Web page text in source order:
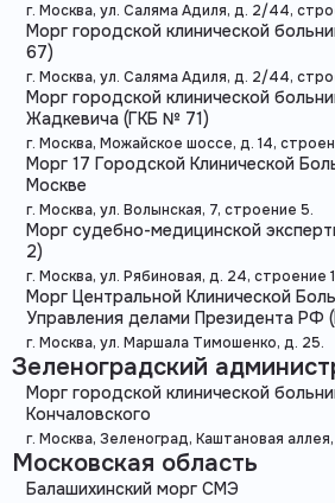
г. Москва, ул. Саляма Адиля, д. 2/44,
Морг городской клинической
67)
г. Москва, ул. Саляма Адиля, д. 2/44,
Морг городской клинической
Жадкевича (ГКБ № 71)
г. Москва, Можайское шоссе, д. 14,
Морг 17 Городской Клинической
Москве
г. Москва, ул. Волынская, 7, строение 5.
Морг судебно-медицинской
2)
г. Москва, ул. Рябиновая, д. 24, строение
Морг Центральной Клинической
Управления делами Президента РФ
г. Москва, ул. Маршала Тимошенко, д. 25.
Зеленоградский
Морг городской клинической
Кончаловского
г. Москва, Зеленоград, Каштановая
Московская область
Балашихинский морг СМЭ